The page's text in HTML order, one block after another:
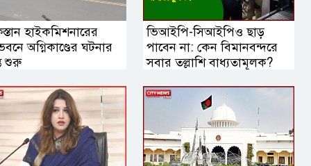
হাইকমিশনারের
অগ্নিকাণ্ডের ঘটনার
শুরু
ভিআইপি-সিআইপিও ছাড়
পাবেন না: কেন বিমানবন্দরে
সবার তল্লাশি বাধ্যতামূলক?